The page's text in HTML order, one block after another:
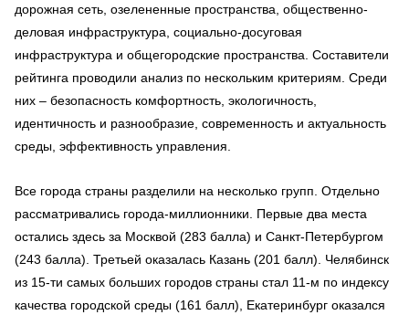
дорожная сеть, озелененные пространства, общественно-
деловая инфраструктура, социально-досуговая
инфраструктура и общегородские пространства. Составители
рейтинга проводили анализ по нескольким критериям. Среди
них – безопасность комфортность, экологичность,
идентичность и разнообразие, современность и актуальность
среды, эффективность управления.
Все города страны разделили на несколько групп. Отдельно
рассматривались города-миллионники. Первые два места
остались здесь за Москвой (283 балла) и Санкт-Петербургом
(243 балла). Третьей оказалась Казань (201 балл). Челябинск
из 15-ти самых больших городов страны стал 11-м по индексу
качества городской среды (161 балл), Екатеринбург оказался